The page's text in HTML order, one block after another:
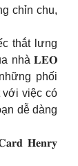
chỉn chu,
thắt lưng
nhà 𝐋𝐄𝐎
phối
với việc có
dễ dàng
𝐇𝐞𝐧𝐫𝐲